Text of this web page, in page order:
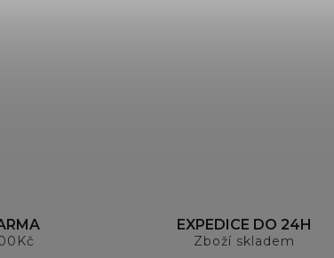
EXPEDICE DO 24H
Zboží skladem